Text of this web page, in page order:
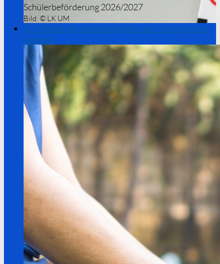
Schülerbeförderung 2026/2027
Bild: © LK UM
Zur Mitteilung: Basketballplatz kann nicht genutzt
werden